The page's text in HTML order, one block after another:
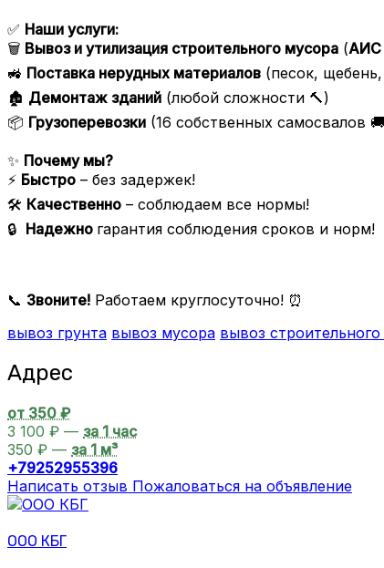
✅ Наши услуги:
🗑️ Вывоз и утилизация строительного мусора (АИС
🚜 Поставка нерудных материалов (песок,
🏚️ Демонтаж зданий (любой сложности 🔨)
📦 Грузоперевозки (16 собственных самосвалов
✨ Почему мы?
⚡ Быстро – без задержек!
🛠️ Качественно – соблюдаем все нормы!
🔒 Надежно гарантия соблюдения сроков и норм!
📞 Звоните! Работаем круглосуточно! ⏰
вывоз грунта вывоз мусора вывоз
Адрес
от 350 ₽
3 100 ₽ — за 1 час
350 ₽ — за 1 м³
+79252955396
Написать отзыв Пожаловаться на объявление
ООО КБГ